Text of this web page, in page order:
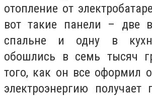
отопление от
вот такие панели – две
спальне и одну в
обошлись в семь тысяч
того, как он все оформил
электроэнергию получает